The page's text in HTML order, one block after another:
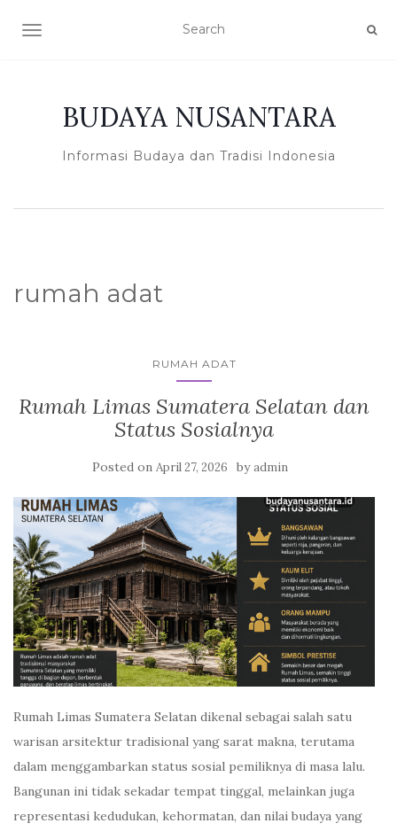
TOGGLE NAVIGATION
BUDAYA NUSANTARA
Informasi Budaya dan Tradisi Indonesia
rumah adat
RUMAH ADAT
Rumah Limas Sumatera Selatan dan
Status Sosialnya
Posted on April 27, 2026 byadmin
Rumah Limas Sumatera Selatan dikenal sebagai salah satu
warisan arsitektur tradisional yang sarat makna, terutama
dalam menggambarkan status sosial pemiliknya di masa lalu.
Bangunan ini tidak sekadar tempat tinggal, melainkan juga
representasi kedudukan, kehormatan, dan nilai budaya yang